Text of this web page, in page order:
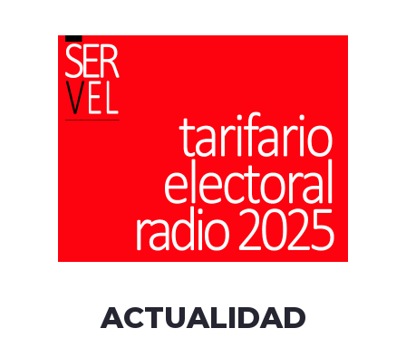
ACTUALIDAD